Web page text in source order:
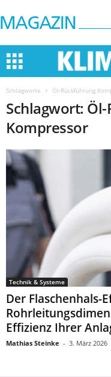
Schlagworte Öl-Rückführung
Schlagwort:
Kompressor
Technik & Systeme
Der Flaschenhals-
Effizienz Ihrer
Mathias Steinke - 3. März 2026